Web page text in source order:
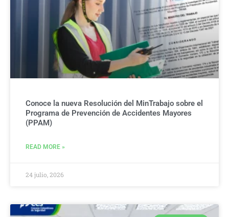
Conoce la nueva Resolución del MinTrabajo sobre el
Programa de Prevención de Accidentes Mayores
(PPAM)
READ MORE »
24 julio, 2026